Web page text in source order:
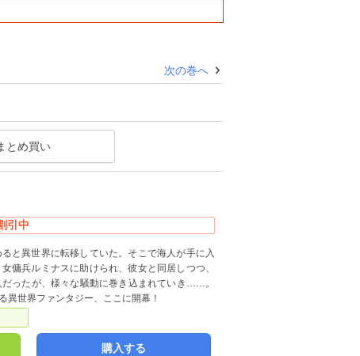
次の巻へ
とめ買い
引中
と異世界に転移していた。そこで海人が手に入
傭兵ルミナスに助けられ、彼女と同居しつつ、
ったが、様々な騒動に巻き込まれていき……。
異世界ファンタジー、ここに開幕！
購入する